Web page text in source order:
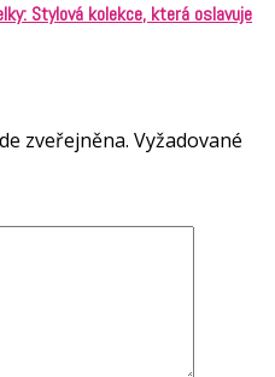
Stylová kolekce, která oslavuje
zveřejněna. Vyžadované